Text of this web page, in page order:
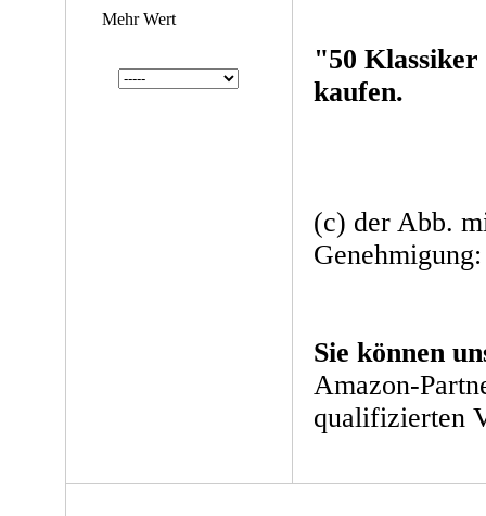
Mehr Wert
"50
kaufen.
(c) der Abb.
Sie können
Amazon-
qualifizierten